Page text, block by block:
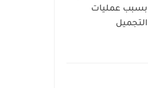
بسبب عمليات
التجميل